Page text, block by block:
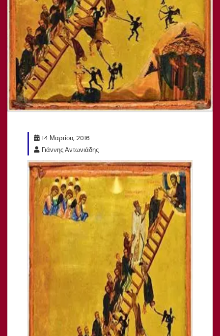
14 Μαρτίου, 2016
Γιάννης Αντωνιάδης